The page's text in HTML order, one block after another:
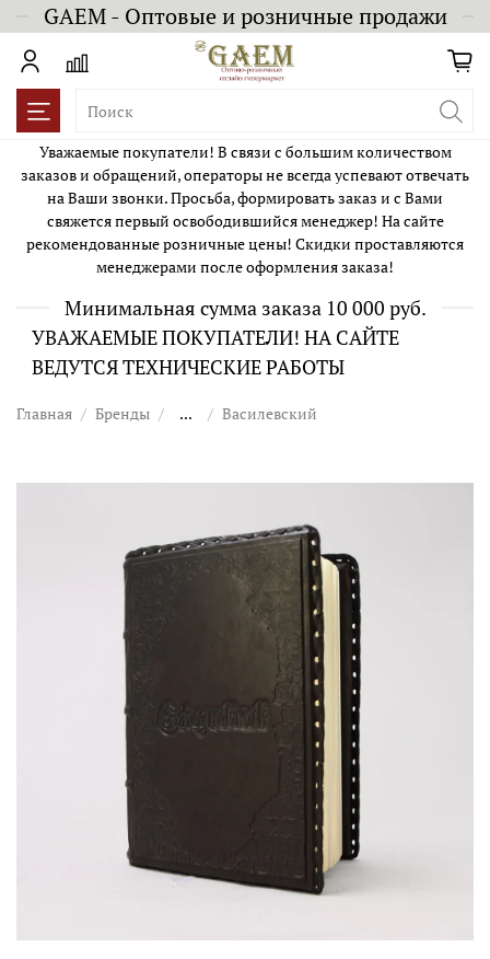
GAEM - Оптовые и розничные продажи
Уважаемые покупатели! В связи с большим количеством
заказов и обращений, операторы не всегда успевают отвечать
на Ваши звонки. Просьба, формировать заказ и с Вами
свяжется первый освободившийся менеджер! На сайте
рекомендованные розничные цены! Скидки проставляются
менеджерами после оформления заказа!
Минимальная сумма заказа 10 000 руб.
УВАЖАЕМЫЕ ПОКУПАТЕЛИ! НА САЙТЕ
ВЕДУТСЯ ТЕХНИЧЕСКИЕ РАБОТЫ
Главная Бренды ... Василевский